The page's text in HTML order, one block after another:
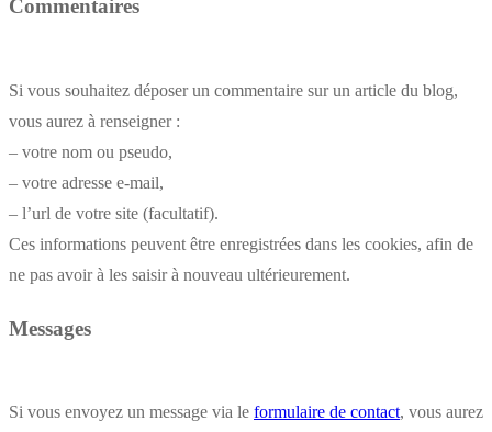
Commentaires
Si vous souhaitez déposer un commentaire sur un article du blog,
vous aurez à renseigner :
– votre nom ou pseudo,
– votre adresse e-mail,
– l’url de votre site (facultatif).
Ces informations peuvent être enregistrées dans les cookies, afin de
ne pas avoir à les saisir à nouveau ultérieurement.
Messages
Si vous envoyez un message via le formulaire de contact, vous aurez